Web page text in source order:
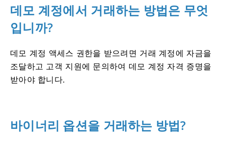
데모 계정에서 거래하는 방법은 무엇
입니까?
데모 계정 액세스 권한을 받으려면 거래 계정에 자금을
조달하고 고객 지원에 문의하여 데모 계정 자격 증명을
받아야 합니다.
바이너리 옵션을 거래하는 방법?